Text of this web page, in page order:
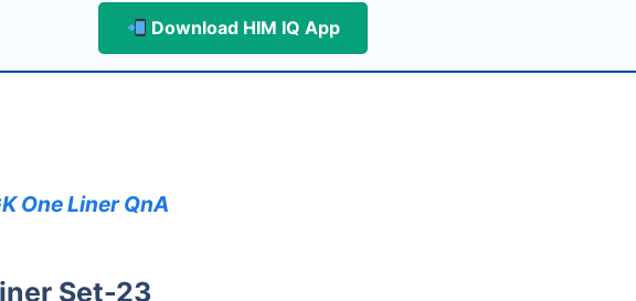
Download HIM IQ App
One Liner QnA
Set-23